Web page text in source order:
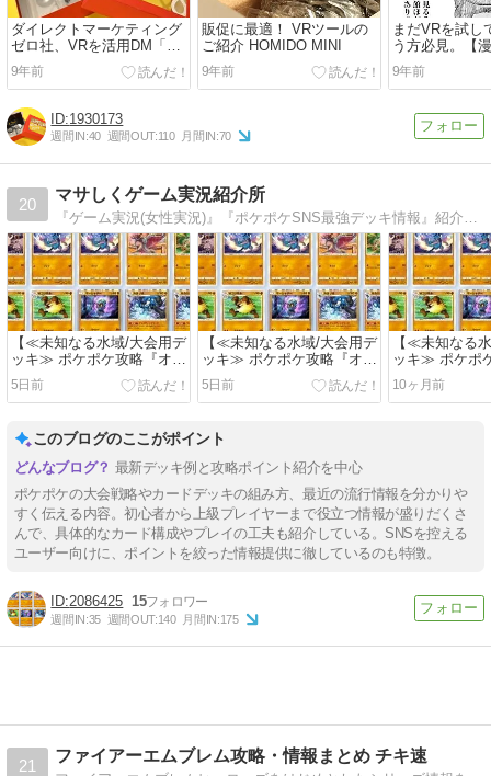
ダイレクトマーケティング
ゼロ社、VRを活用DM「ケ
ープルズ賞 2017」受賞
9年前
販促に最適！ VRツールの
ご紹介 HOMIDO MINI
9年前
まだVRを試し
う方必見。【
VR】これさえ
自宅で無料体
9年前
1930173
週間IN:40 週間OUT:110 月間IN:70
20
マサしくゲーム実況紹介所
【≪未知なる水域/大会用デ
ッキ≫ ポケポケ攻略『オコ
リザル/ルカリオ/マーシャ
ドー』紹介】(2025/09/29
[vol.14])
5日前
【≪未知なる水域/大会用デ
ッキ≫ ポケポケ攻略『オコ
リザル/ルカリオ/マーシャ
ドー』紹介】(2025/09/29
[vol.14])
5日前
【≪未知なる
ッキ≫ ポケポ
リザル/ルカリ
ドー』紹介】
[vol.14])
10ヶ月前
このブログのここがポイント
最新デッキ例と攻略ポイント紹介を中心
ポケポケの大会戦略やカードデッキの組み方、最近の流行情報を分かりや
すく伝える内容。初心者から上級プレイヤーまで役立つ情報が盛りだくさ
んで、具体的なカード構成やプレイの工夫も紹介している。SNSを控える
ユーザー向けに、ポイントを絞った情報提供に徹しているのも特徴。
2086425 15
週間IN:35 週間OUT:140 月間IN:175
21
ファイアーエムブレム攻略・情報まとめ チキ速